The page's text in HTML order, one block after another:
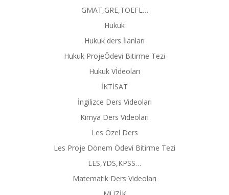
GMAT,GRE,TOEFL…
Hukuk
Hukuk ders İlanları
Hukuk ProjeÖdevi Bitirme Tezi
Hukuk Vİdeoları
İKTİSAT
İngilizce Ders Videoları
Kimya Ders Videoları
Les Özel Ders
Les Proje Dönem Ödevi Bitirme Tezi
LES,YDS,KPSS…
Matematik Ders Videoları